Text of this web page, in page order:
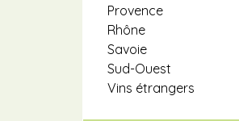
Provence
Rhône
Savoie
Sud-Ouest
Vins étrangers